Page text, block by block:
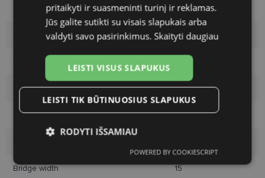
Frame size 59-15
L
Frame color
Frame material Metal
Customer group Ladies
Bridge width 15
pritaikyti ir suasmeninti turinį ir reklamas.
Jūs galite sutikti su visais slapukais arba
valdyti savo pasirinkimus. Skaityti daugiau
LEISTI VISUS SLAPUKUS
LEISTI TIK BŪTINUOSIUS SLAPUKUS
RODYTI IŠSAMIAU
slapukai
Statistikos
slapukai
Rinkodaros
slapukai
POWERED BY COOKIESCRIPT